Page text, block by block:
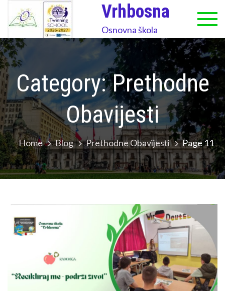
Vrhbosna
Osnovna škola
Category:Prethodne
Obavijesti
Home Blog Prethodne Obavijesti Page 11